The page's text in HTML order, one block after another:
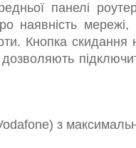
панелі
наявність
Кнопка
з